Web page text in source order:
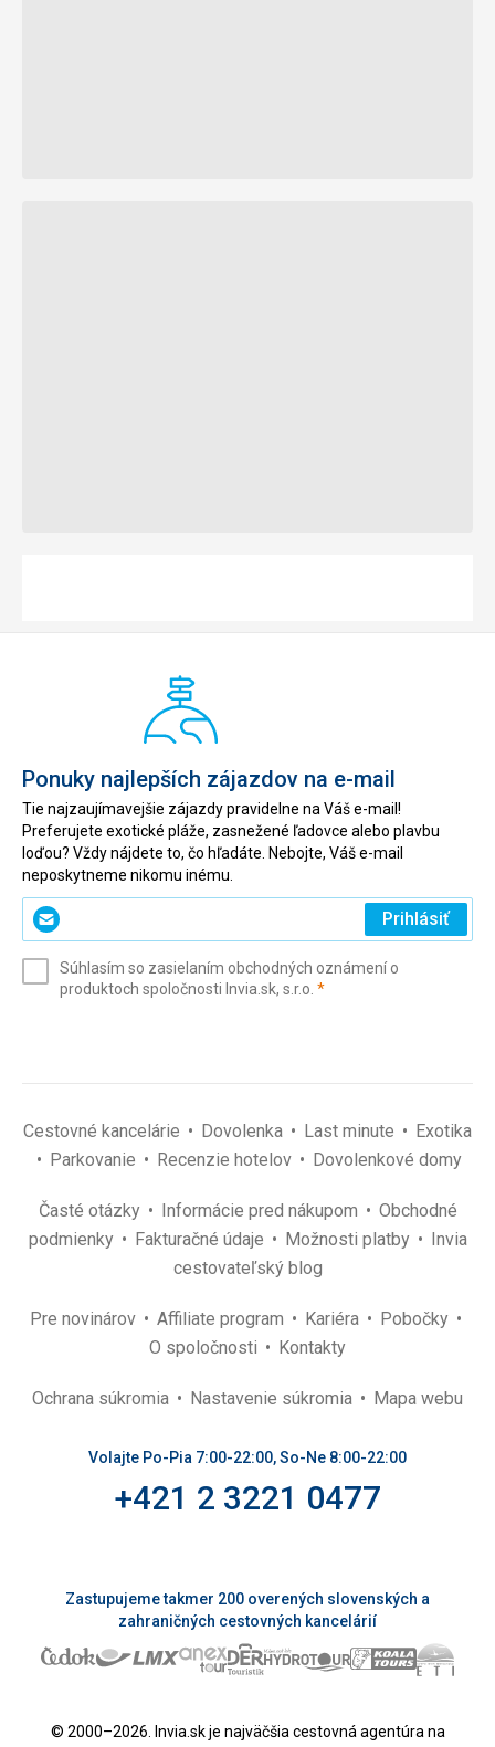
Ponuky najlepších zájazdov na e-mail
Tie najzaujímavejšie zájazdy pravidelne na Váš e-mail!
Preferujete exotické pláže, zasnežené ľadovce alebo plavbu
loďou? Vždy nájdete to, čo hľadáte. Nebojte, Váš e-mail
neposkytneme nikomu inému.
Zadajte
svoj
(povinné)
Prihlásiť
Súhlasím so zasielaním obchodných oznámení o
produktoch spoločnosti Invia.sk, s.r.o. *(povinné)
Cestovné kancelárie Dovolenka Last minute
Exotika
Parkovanie
Recenzie hotelov Dovolenkové domy
Časté otázky Informácie pred nákupom
Obchodné
podmienky
Fakturačné údaje Možnosti platby
Invia
cestovateľský blog
Pre novinárov Affiliate program Kariéra
Pobočky
O spoločnosti
Kontakty
Ochrana súkromia Nastavenie súkromia Mapa webu
Volajte Po-Pia 7:00-22:00, So-Ne 8:00-22:00
+421 2 3221 0477
Zastupujeme takmer 200 overených slovenských a
zahraničných cestovných kancelárií
© 2000–2026. Invia.sk je najväčšia cestovná agentúra na